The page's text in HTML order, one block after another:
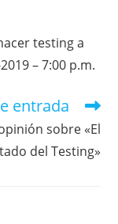
testing a
– 7:00 p.m.
entrada
sobre «El
del Testing»